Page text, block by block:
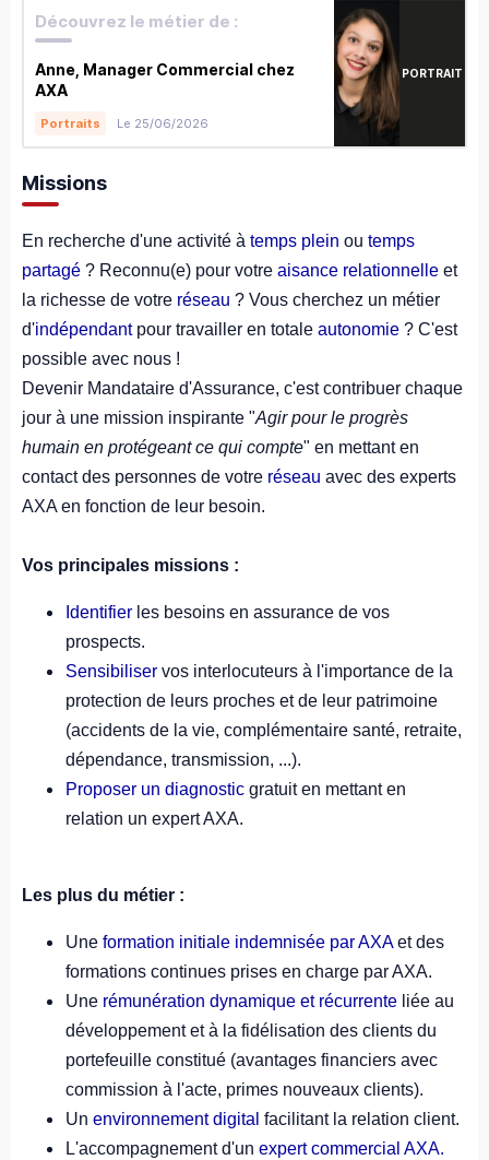
Découvrez le métier de :
Anne, Manager Commercial chez
AXA
Portraits Le 25/06/2026
PORTRAIT
Missions
En recherche d'une activité à temps plein ou temps
partagé ? Reconnu(e) pour votre aisance relationnelle et
la richesse de votre réseau ? Vous cherchez un métier
d'indépendantpour travailler en totale autonomie ? C'est
possible avec nous !
Devenir Mandataire d'Assurance, c'est contribuer chaque
jour à une mission inspirante "Agir pour le progrès
humain en protégeant ce qui compte" en mettant en
contact des personnes de votre réseau avec des experts
AXA en fonction de leur besoin.
Vos principales missions :
Identifier les besoins en assurance de vos
prospects.
Sensibiliser vos interlocuteurs à l'importance de la
protection de leurs proches et de leur patrimoine
(accidents de la vie, complémentaire santé, retraite,
dépendance, transmission, ...).
Proposer un diagnostic gratuit en mettant en
relation un expert AXA.
Les plus du métier :
Une formation initiale indemnisée par AXAet des
formations continues prises en charge par AXA.
Une rémunération dynamique et récurrente liée au
développement et à la fidélisation des clients du
portefeuille constitué (avantages financiers avec
commission à l'acte, primes nouveaux clients).
Un environnement digital facilitant la relation client.
L'accompagnement d'un expert commercial AXA.